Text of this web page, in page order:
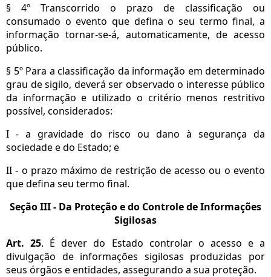
§ 4º Transcorrido o prazo de classificação ou
consumado o evento que defina o seu termo final, a
informação tornar-se-á, automaticamente, de acesso
público.
§ 5º Para a classificação da informação em determinado
grau de sigilo, deverá ser observado o interesse público
da informação e utilizado o critério menos restritivo
possível, considerados:
I - a gravidade do risco ou dano à segurança da
sociedade e do Estado; e
II - o prazo máximo de restrição de acesso ou o evento
que defina seu termo final.
Seção III - Da Proteção e do Controle de Informações
Sigilosas
Art. 25. É dever do Estado controlar o acesso e a
divulgação de informações sigilosas produzidas por
seus órgãos e entidades, assegurando a sua proteção.